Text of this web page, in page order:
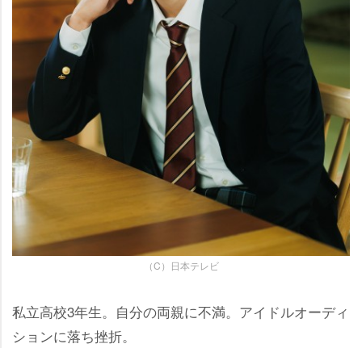
（C）日本テレビ
私立高校3年生。自分の両親に不満。アイドルオーディ
ションに落ち挫折。